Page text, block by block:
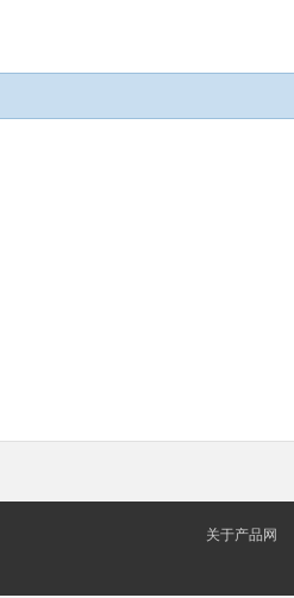
关于产品网